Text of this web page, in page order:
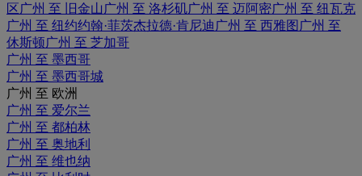
区广州 至 旧金山 广州 至 洛杉矶广州 至 迈阿密广州 至 纽瓦克
广州 至 纽约约翰·菲茨杰拉德·肯尼迪 广州 至 西雅图 广州 至
休斯顿广州 至 芝加哥
广州 至 墨西哥
广州 至 墨西哥城
广州 至 欧洲
广州 至 爱尔兰
广州 至 都柏林
广州 至 奥地利
广州 至 维也纳